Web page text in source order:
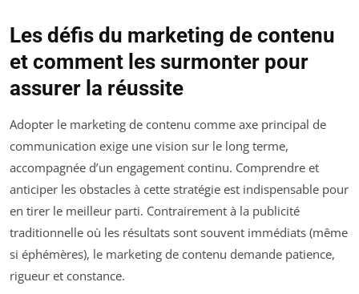
Les défis du marketing de contenu
et comment les surmonter pour
assurer la réussite
Adopter le marketing de contenu comme axe principal de
communication exige une vision sur le long terme,
accompagnée d’un engagement continu. Comprendre et
anticiper les obstacles à cette stratégie est indispensable pour
en tirer le meilleur parti. Contrairement à la publicité
traditionnelle où les résultats sont souvent immédiats (même
si éphémères), le marketing de contenu demande patience,
rigueur et constance.